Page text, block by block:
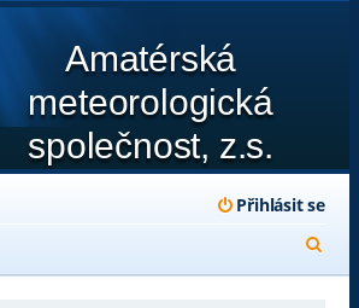
Amatérská
meteorologická
společnost, z.s.
Přihlásit se
l